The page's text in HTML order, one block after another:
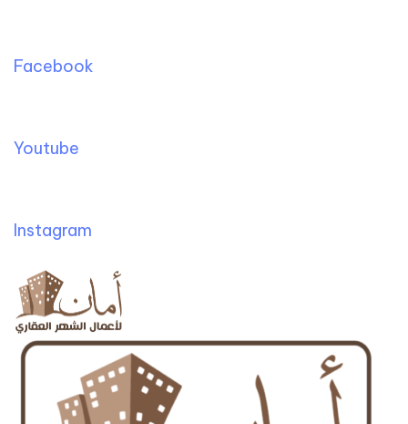
Facebook
Youtube
Instagram